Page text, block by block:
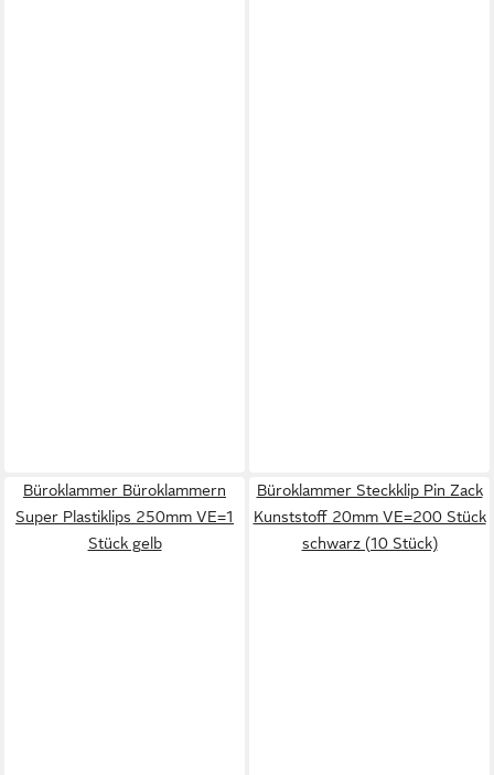
Büroklammer Büroklammern
Super Plastiklips 250mm VE=1
Stück gelb
Büroklammer Steckklip Pin Zack
Kunststoff 20mm VE=200 Stück
schwarz (10 Stück)